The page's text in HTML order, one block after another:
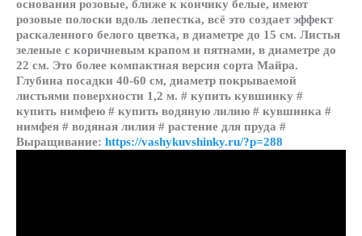
основания розовые, ближе к кончику белые, имеют
розовые полоски вдоль лепестка, всё это создает эффект
раскаленного белого цветка, в диаметре до 15 см. Листья
зеленые с коричневым крапом и пятнами, в диаметре до
22 см. Это более компактная версия сорта Майра.
Глубина посадки 40-60 см, диаметр покрываемой
листьями поверхности 1,2 м. # купить кувшинку #
купить нимфею # купить водяную лилию # кувшинка #
нимфея # водяная лилия # растение для пруда #
Выращивание: https://vashykuvshinky.ru/?p=288